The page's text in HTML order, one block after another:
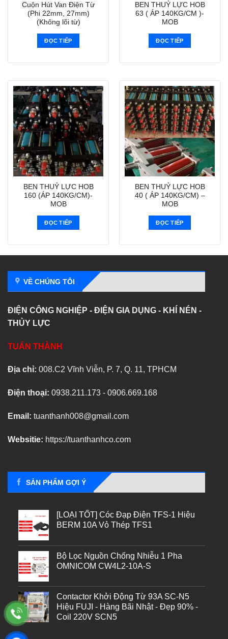
Cuộn Hút Van Điện Từ
(Phi 22mm, 27mm)
(Không lõi từ)
ĐỌC TIẾP
BEN THUỶ LỰC HOB
63 ( ÁP 140KG/CM )-
MOB
ĐỌC TIẾP
BEN THUỶ LỰC HOB
160 (ÁP 140KG/CM)-
MOB
ĐỌC TIẾP
BEN THUỶ LỰC HOB
40 ( ÁP 140KG/CM) –
MOB
ĐỌC TIẾP
VỀ CHÚNG TÔI
ĐIỆN CÔNG NGHIỆP - ĐIỆN GIA DỤNG - KHÍ NÉN -
THỦY LỰC
TUẤN THÀNH
Địa chỉ: 008.C2 Vĩnh Viễn, P. 7, Q. 11, TPHCM
Điện thoại: 0938.211.173 - 0906.669.168
Email: tuanthanh008@gmail.com
Websitie: https://tuanthanhco.com
SẢN PHẨM GỢI Ý
[LOẠI TỐT] Cóc Đạp Điện TFS-1 Hiệu
BERM 10A Vỏ Thép TFS1
Bộ Lọc Nguồn Chống Nhiễu 1 Pha
OMNICOM CW4L2-10A-S
Contactor Khởi Động Từ 93A SC-N5
Hiệu FUJI - Hàng Bãi Nhật - Đẹp 90% -
Coil 220V SCN5